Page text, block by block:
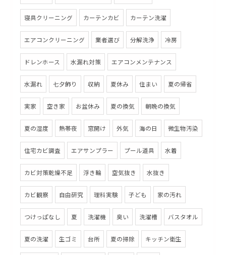
寝具クリーニング カーテンカビ カーテン洗濯
エアコンクリーニング 業者選び 分解洗浄 冷房
ドレンホース 水漏れ対策 エアコンメンテナンス
水漏れ 七夕飾り 収納 夏休み 住まい 夏の帰省
実家 空き家 お盆休み 夏の換気 朝晩の換気
夏の湿度 熱帯夜 窓開け 外気 海の日 微生物汚染
住宅カビ調査 エアサンプラー プール道具 水着
カビ対策乾燥不足 浮き輪 空気抜き 水抜き
カビ観察 自由研究 理科実験 子ども 家の汚れ
つけっぱなし 夏 洗濯機 臭い 洗濯槽 バスタオル
夏の洗濯 生ゴミ 台所 夏の掃除 キッチン衛生